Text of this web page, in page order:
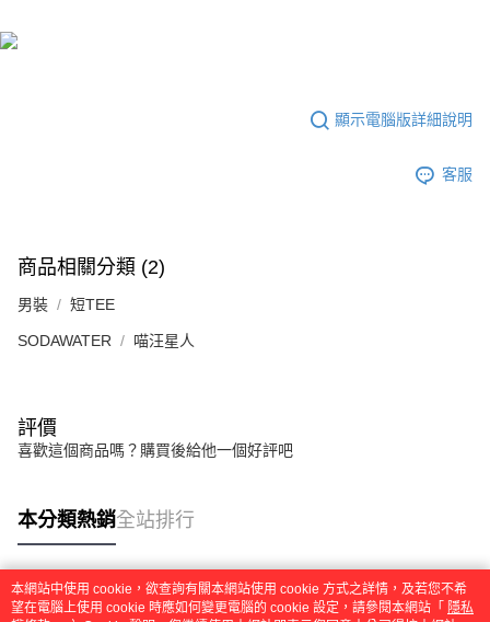
３．未成年的使用者請事先徵得法定代理人或監護人之同意方可使用
「AFTEE先享後付」，若未經同意申辦者引起之損失，本公司不負相關責
４．使用「AFTEE先享後付」時，將依據個別帳號之用戶狀況，依本公司即
時審查核予不同之上限額度；若仍有額度不足之情形，本公司將視審查結果
顯示電腦版詳細說明
客服
商品相關分類 (2)
男裝 短TEE
SODAWATER 喵汪星人
評價
喜歡這個商品嗎？購買後給他一個好評吧
本分類熱銷全站排行
熱門標籤
本網站中使用 cookie，欲查詢有關本網站使用 cookie 方式之詳情，及若您不希
望在電腦上使用 cookie 時應如何變更電腦的 cookie 設定，請參閱本網站「 隱私